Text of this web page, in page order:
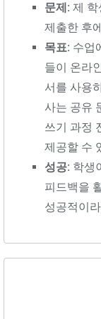
문제: 제 학
제출한 후
목표: 수업
들이 온라
서를 사용
사는 공유
쓰기 과정
제공할 수
성공: 학생
피드백을
성공적이